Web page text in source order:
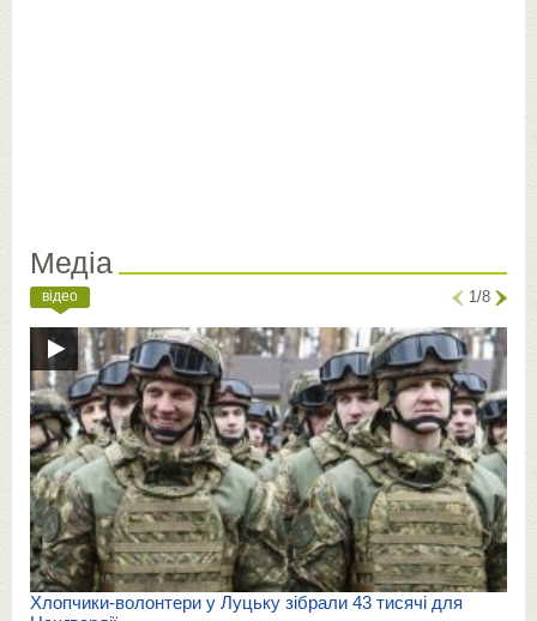
Медіа
відео 1/8
Хлопчики-волонтери у Луцьку зібрали 43 тисячі для